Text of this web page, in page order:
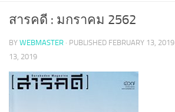
สารคดี : มกราคม 2562
BY WEBMASTER · PUBLISHED FEBRUARY 13, 2019
13, 2019